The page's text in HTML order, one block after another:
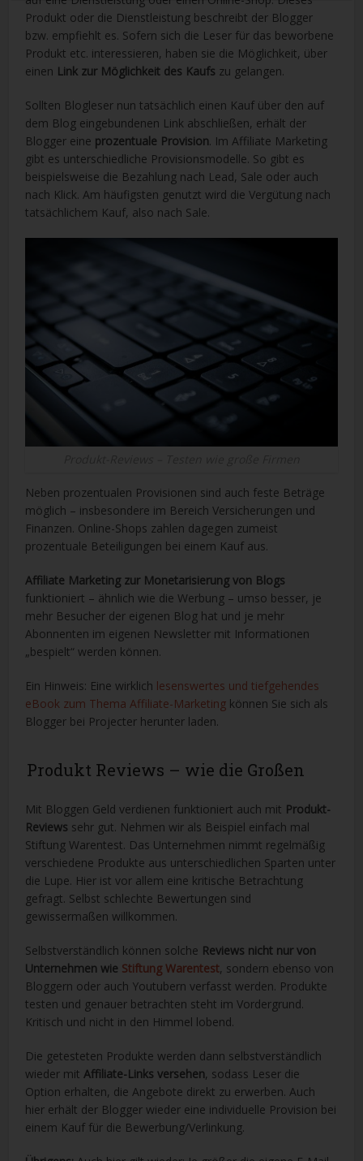
Produkt oder die Dienstleistung beschreibt der Blogger
bzw. empfiehlt es. Sofern sich die Leser für das beworbene
Produkt etc. interessieren, haben sie die Möglichkeit, über
einen Link zur Möglichkeit des Kaufs zu gelangen.
Sollten Blogleser nun tatsächlich einen Kauf über den auf
dem Blog eingebundenen Link abschließen, erhält der
Blogger eine prozentuale Provision. Im Affiliate Marketing
gibt es unterschiedliche Provisionsmodelle. So gibt es
beispielsweise die Bezahlung nach Lead, Sale oder auch
nach Klick. Am häufigsten genutzt wird die Vergütung nach
tatsächlichem Kauf, also nach Sale.
Neben prozentualen Provisionen sind auch feste Beträge
möglich – insbesondere im Bereich Versicherungen und
Finanzen. Online-Shops zahlen dagegen zumeist
prozentuale Beteiligungen bei einem Kauf aus.
Affiliate Marketing zur Monetarisierung von Blogs
funktioniert – ähnlich wie die Werbung – umso besser, je
mehr Besucher der eigenen Blog hat und je mehr
Abonnenten im eigenen Newsletter mit Informationen
„bespielt“ werden können.
Ein Hinweis: Eine wirklich lesenswertes und tiefgehendes
eBook zum Thema Affiliate-Marketing können Sie sich als
Blogger bei Projecter herunter laden.
Produkt Reviews – wie die Großen
Mit Bloggen Geld verdienen funktioniert auch mit Produkt-
Reviews sehr gut. Nehmen wir als Beispiel einfach mal
Stiftung Warentest. Das Unternehmen nimmt regelmäßig
verschiedene Produkte aus unterschiedlichen Sparten unter
die Lupe. Hier ist vor allem eine kritische Betrachtung
gefragt. Selbst schlechte Bewertungen sind
gewissermaßen willkommen.
Selbstverständlich können solche Reviews nicht nur von
Unternehmen wie Stiftung Warentest, sondern ebenso von
Bloggern oder auch Youtubern verfasst werden. Produkte
testen und genauer betrachten steht im Vordergrund.
Kritisch und nicht in den Himmel lobend.
Die getesteten Produkte werden dann selbstverständlich
wieder mitAffiliate-Links versehen, sodass Leser die
Option erhalten, die Angebote direkt zu erwerben. Auch
hier erhält der Blogger wieder eine individuelle Provision bei
einem Kauf für die Bewerbung/Verlinkung.